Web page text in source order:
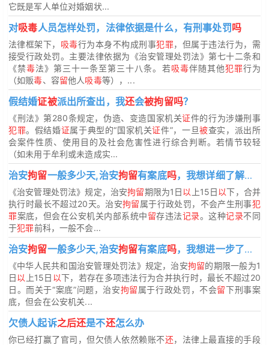
它既是军人单位对婚姻状...
对吸毒人员怎样处罚，法律依据是什么，有刑事处罚吗
法律框架下， 吸毒行为本身不构成刑事犯罪，但属于违法行为，需
接受行政处罚。主要法律依据为《治安管理处罚法》第七十二条和
《禁毒法》第三十一条至第三十八条。若吸毒伴随其他犯罪行为
（如贩毒、容留他人吸毒等），...
假结婚证被派出所查出，我还会被拘留吗？
《刑法》第280条规定，伪造、变造国家机关证件的行为涉嫌刑事
犯罪。假结婚证属于典型的“国家机关证件”，一旦被查实，派出所
会案件性质、使用目的及社会危害性进行综合判断。若情节较轻
（如未用于牟利或未造成实...
治安拘留一般多少天,治安拘留有案底吗，我想详细了解一下治安
《治安管理处罚法》规定，治安拘留期限为1日以 上15日以下，合并
执行时最长不超过20天。治安拘留属于行政处罚，不会产生刑事犯
罪案底，但会在公安机关内部系统中留存违法记录。这种记录不同
于犯罪前科，一般不会...
治安拘留一般多少天,治安拘留有案底吗，我想进一步了解治安
《中华人民共和国治安管理处罚法》规定，治安拘留的期限一般为1
日以 上15日 以下，若存在多项违法行为合并执行时，最长不超过20
日。而关于“案底”问题，治安拘留属于行政处罚，不会留下刑事案
底，但会在公安机关...
欠债人起诉之后还是不还怎么办
你已经打赢了官司，但欠债人依然赖账不还，法律上最直接的手段